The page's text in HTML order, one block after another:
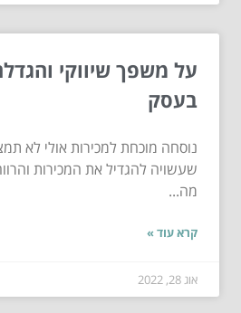
על משפך שיווקי
בעסק
נוסחה מוכחת למכירות אולי לא
שעשויה להגדיל את המכירות
מה...
קרא עוד »
אוג 28, 2022